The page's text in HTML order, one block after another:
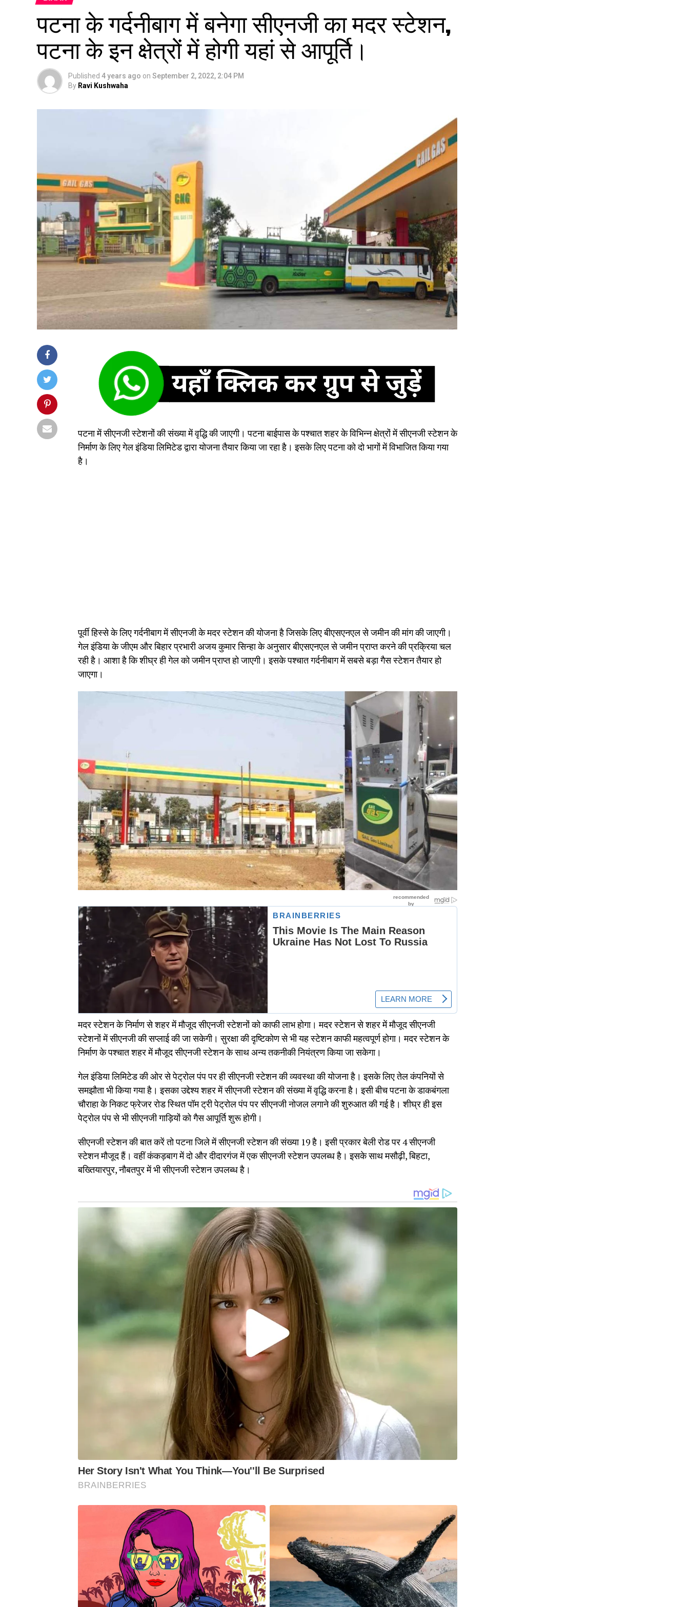
पटना के गर्दनीबाग में बनेगा सीएनजी का मदर स्टेशन,
पटना के इन क्षेत्रों में होगी यहां से आपूर्ति।
Published 4 years ago on September 2, 2022, 2:04 PM
By Ravi Kushwaha
पटना में सीएनजी स्टेशनों की संख्या में वृद्धि की जाएगी। पटना बाईपास के पश्चात शहर के विभिन्न क्षेत्रों में सीएनजी स्टेशन के
निर्माण के लिए गेल इंडिया लिमिटेड द्वारा योजना तैयार किया जा रहा है। इसके लिए पटना को दो भागों में विभाजित किया गया
है।
पूर्वी हिस्से के लिए गर्दनीबाग में सीएनजी के मदर स्टेशन की योजना है जिसके लिए बीएसएनएल से जमीन की मांग की जाएगी।
गेल इंडिया के जीएम और बिहार प्रभारी अजय कुमार सिन्हा के अनुसार बीएसएनएल से जमीन प्राप्त करने की प्रक्रिया चल
रही है। आशा है कि शीघ्र ही गेल को जमीन प्राप्त हो जाएगी। इसके पश्चात गर्दनीबाग में सबसे बड़ा गैस स्टेशन तैयार हो
जाएगा।
मदर स्टेशन के निर्माण से शहर में मौजूद सीएनजी स्टेशनों को काफी लाभ होगा। मदर स्टेशन से शहर में मौजूद सीएनजी
स्टेशनों में सीएनजी की सप्लाई की जा सकेगी। सुरक्षा की दृष्टिकोण से भी यह स्टेशन काफी महत्वपूर्ण होगा। मदर स्टेशन के
निर्माण के पश्चात शहर में मौजूद सीएनजी स्टेशन के साथ अन्य तकनीकी नियंत्रण किया जा सकेगा।
गेल इंडिया लिमिटेड की ओर से पेट्रोल पंप पर ही सीएनजी स्टेशन की व्यवस्था की योजना है। इसके लिए तेल कंपनियों से
समझौता भी किया गया है। इसका उद्देश्य शहर में सीएनजी स्टेशन की संख्या में वृद्धि करना है। इसी बीच पटना के डाकबंगला
चौराहा के निकट फ्रेजर रोड स्थित पॉम ट्री पेट्रोल पंप पर सीएनजी नोजल लगाने की शुरुआत की गई है। शीघ्र ही इस
पेट्रोल पंप से भी सीएनजी गाड़ियों को गैस आपूर्ति शुरू होगी।
सीएनजी स्टेशन की बात करें तो पटना जिले में सीएनजी स्टेशन की संख्या 19 है। इसी प्रकार बेली रोड पर 4 सीएनजी
स्टेशन मौजूद हैं। वहीं कंकड़बाग में दो और दीदारगंज में एक सीएनजी स्टेशन उपलब्ध है। इसके साथ मसौढ़ी, बिहटा,
बख्तियारपुर, नौबतपुर में भी सीएनजी स्टेशन उपलब्ध है।